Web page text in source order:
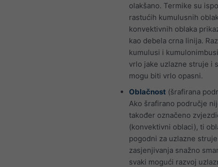
olakšano. Termike su
rastućih kumulusnih
konvektivnih oblaka
kao debela crna linija.
kumulusi i
vrlo jake uzlazne struje i
mogu biti vrlo opasni.
Oblačnost (šrafirana
Ako šrafirano područje
također označeno
(konvektivni oblaci), ti
pogodni za uzlazne
zasjenjivanja snažno
svaki mogući razvoj